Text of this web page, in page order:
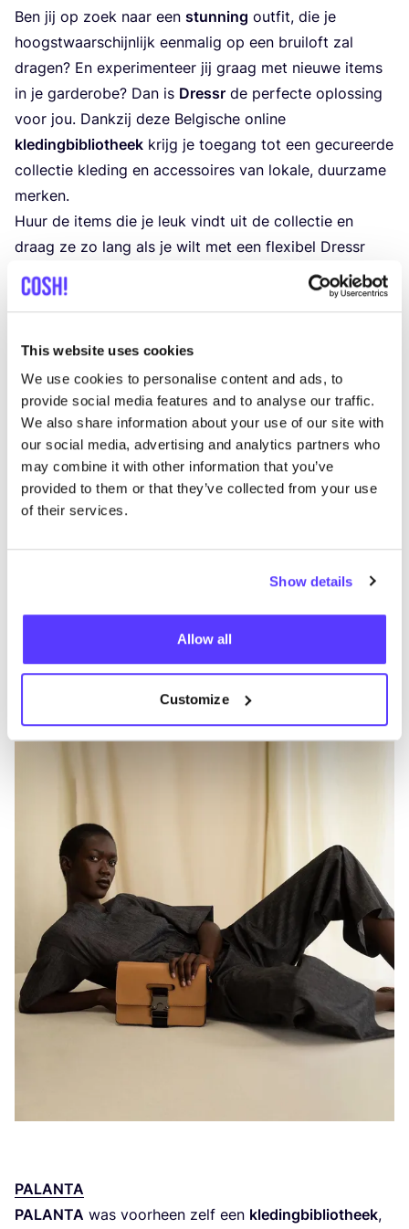
This website uses cookies
We use cookies to personalise content and ads, to
provide social media features and to analyse our traffic.
We also share information about your use of our site with
our social media, advertising and analytics partners who
may combine it with other information that you’ve
provided to them or that they’ve collected from your use
of their services.
Show details
Allow all
Customize
Ben jij op zoek naar een stun­ning out­fit, die je
hoogst­waar­schijn­lijk een­ma­lig op een brui­loft zal
dra­gen? En expe­ri­men­teer jij graag met nieu­we items
in je gar­de­ro­be? Dan is Dressr de per­fec­te oplos­sing
voor jou. Dank­zij deze Bel­gi­sche onli­ne
kle­ding­bi­bli­o­theek krijg je toe­gang tot een gecu­reer­de
col­lec­tie kle­ding en acces­soi­res van loka­le, duur­za­me
merken.
Huur de items die je leuk vindt uit de col­lec­tie en
draag ze zo lang als je wilt met een flexi­bel Dressr
lid­maat­schap. Geniet van de Dressr ser­vi­ce die
bestaat uit leve­ring van scho­ne kle­ding, repa­ra­ties en
de kle­ding werkt Dressr samen met de mili­eu­be­wus­te
Droog­kuis Voss .
Ben je klaar bent met het dra­gen van een kle­ding­stuk?
Dan kan je het terug­stu­ren naar Dressr. Indien je geen
afscheid kan nemen van het item, kan je het ook
kopen met een leden­kor­ting. Kle­ding huren bij Dressr
kan van­af
39
euro per maand. Leuk om te weten is
Opricht­ster Caro­li­ne Ceci­le Bae­ten is al sinds jongs af
aan gepas­si­o­neerd door mode. Met het onli­ne
om op een duur­za­me­re manier van mode te genieten.
ont­dek­ken aan toe­gan­ke­lij­ke prij­zen?Ont­dek Dressr
PALAN­TA
PALAN­TA was voor­heen zelf een kle­ding­bi­bli­o­theek,